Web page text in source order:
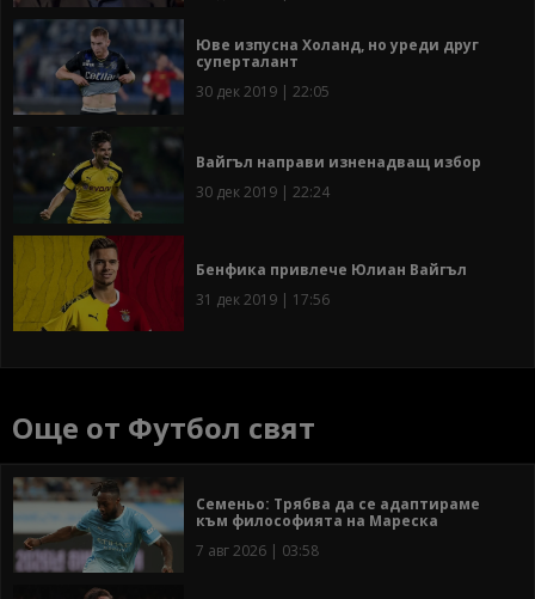
Юве изпусна Холанд, но уреди друг
суперталант
30 дек 2019 | 22:05
Вайгъл направи изненадващ избор
30 дек 2019 | 22:24
Бенфика привлече Юлиан Вайгъл
31 дек 2019 | 17:56
Още от Футбол свят
Семеньо: Трябва да се адаптираме
към философията на Мареска
7 авг 2026 | 03:58